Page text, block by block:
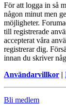
För att logga in så
någon minut men
möjligheter.
till registrerade
accepterat våra
registrerar dig.
innan du skriver
Användarvillkor |
Bli medlem